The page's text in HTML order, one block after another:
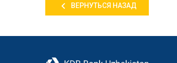
ВЕРНУТЬСЯ НАЗАД